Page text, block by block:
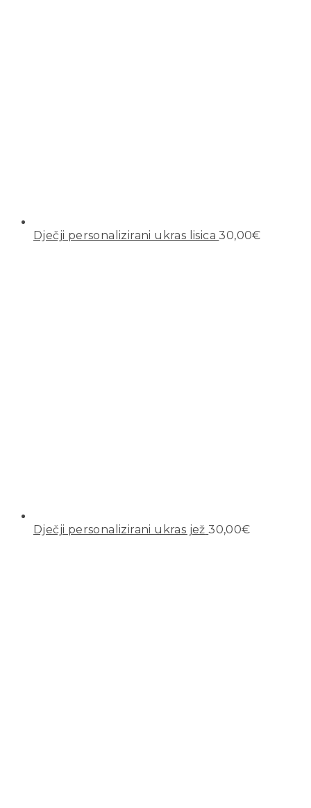
Dječji personalizirani ukras lisica 30,00€
Dječji personalizirani ukras jež 30,00€